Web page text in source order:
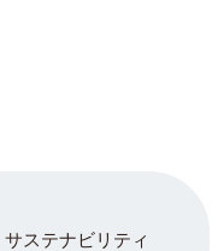
サステナビリティ